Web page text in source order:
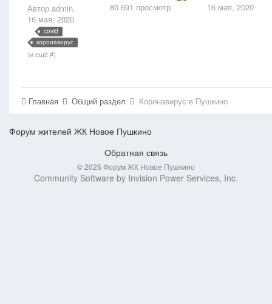
Автор admin,
16 мая, 2020
covid
коронавирус
(и ещё #)
80 691 просмотр
16 мая, 2020
Главная Общий раздел Коронавирус в Пушкино
Форум жителей ЖК Новое Пушкино
Обратная связь
© 2025 Форум ЖК Новое Пушкино
Community Software by Invision Power Services, Inc.